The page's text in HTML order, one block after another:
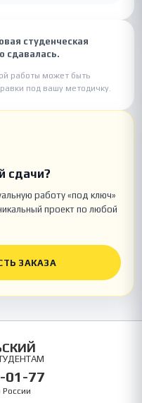
студенческая
сдавалась.
работы может быть
под вашу методичку.
сдачи?
работу «под ключ»
проект по любой
ЗАКАЗА
01-77
России